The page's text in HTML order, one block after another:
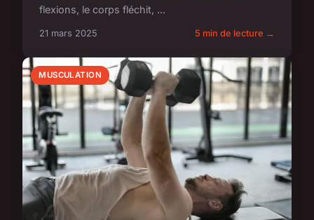
flexions, le corps fléchit, ...
21 mars 2025 5 min de lecture →
MUSCULATION